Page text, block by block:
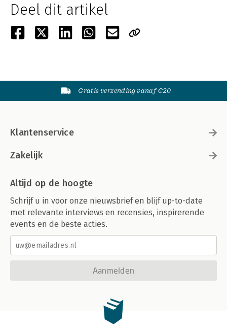
Deel dit artikel
Gratis verzending vanaf €20
Klantenservice
Zakelijk
Altijd op de hoogte
Schrijf u in voor onze nieuwsbrief en blijf up-to-date
met relevante interviews en recensies, inspirerende
events en de beste acties.
Aanmelden